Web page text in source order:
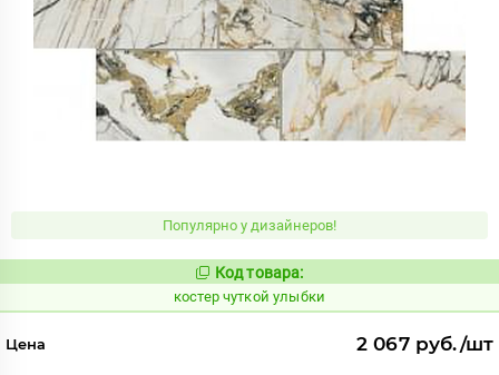
Популярно у дизайнеров!
Код:
811611
Код товара:
костер чуткой улыбки
Цена 2 067 руб./шт